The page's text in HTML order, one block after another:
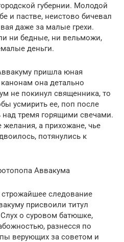
губернии. Молодой
и пастве, неистово бичевал
даже за малые грехи.
ни бедные, ни вельможи,
деньги.
пришла юная
она детально
не покинул священника, то
усмирить ее, поп после
над тремя горящими свечами.
а прихожане, чье
потянулись к
Аввакума
следование
присвоили титул
о суровом батюшке,
разнесся по
верующих за советом и